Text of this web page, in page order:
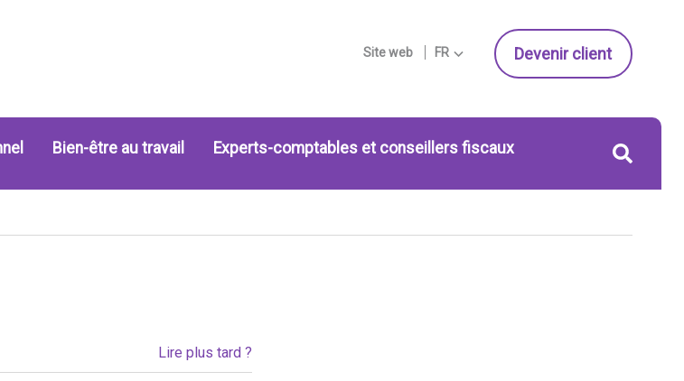
Site web FR Devenir client
Bien-être au travail Experts-comptables et conseillers fiscaux
Lire plus tard ?